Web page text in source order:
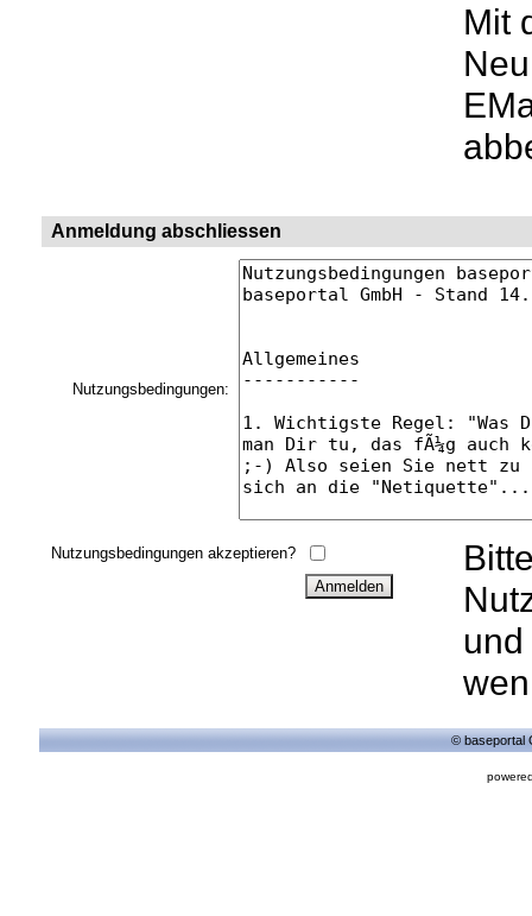
Mit
Anmeldung abschliessen
Nutzungsbedingungen:
Nutzungsbedingungen akzeptieren?
© baseportal